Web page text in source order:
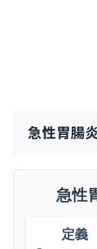
急性胃腸
急性
定義